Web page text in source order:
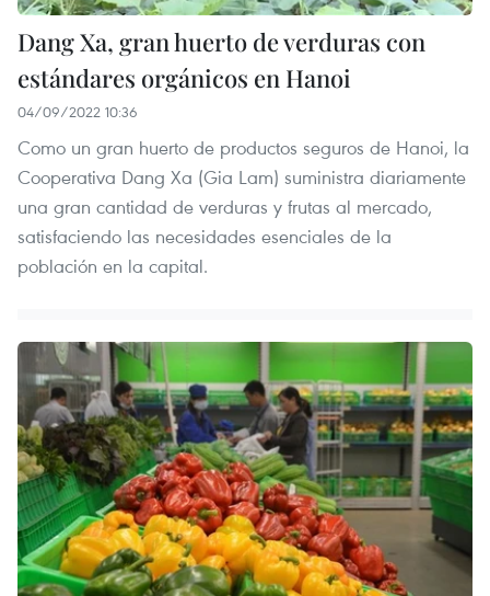
Dang Xa, gran huerto de verduras con
estándares orgánicos en Hanoi
04/09/2022 10:36
Como un gran huerto de productos seguros de Hanoi, la
Cooperativa Dang Xa (Gia Lam) suministra diariamente
una gran cantidad de verduras y frutas al mercado,
satisfaciendo las necesidades esenciales de la
población en la capital.